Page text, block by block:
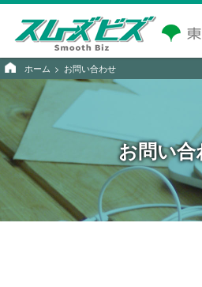
ホーム お問い合わせ
お問い合